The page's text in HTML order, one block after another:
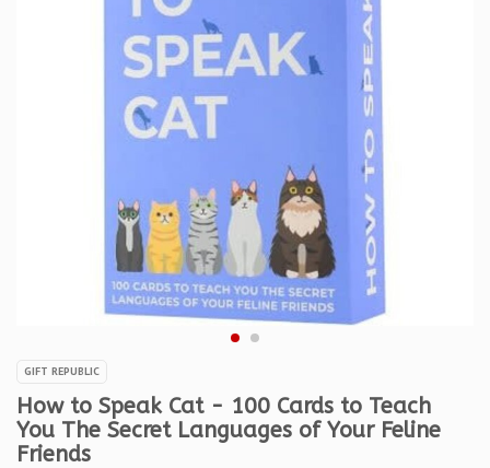
GIFT REPUBLIC
How to Speak Cat - 100 Cards to Teach
You The Secret Languages of Your Feline
Friends